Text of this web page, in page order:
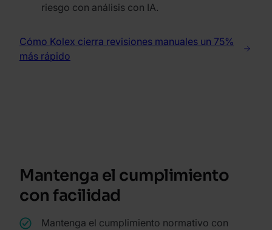
riesgo con análisis con IA.
Cómo Kolex cierra revisiones manuales un 75%
más rápido
Mantenga el cumplimiento
con facilidad
Mantenga el cumplimiento normativo con